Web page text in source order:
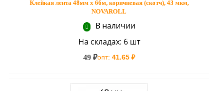
Клейкая лента 48мм х 66м, коричневая (скотч), 43 мкм,
NOVAROLL
В наличии
На складах: 6 шт
49 ₽опт: 41.65 ₽